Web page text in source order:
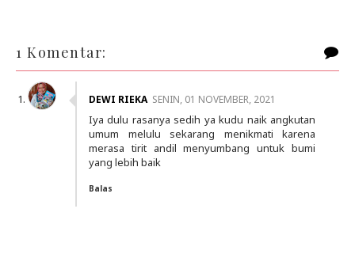
1 Komentar:
DEWI RIEKA SENIN, 01 NOVEMBER, 2021
Iya dulu rasanya sedih ya kudu naik angkutan
umum melulu sekarang menikmati karena
merasa tirit andil menyumbang untuk bumi
yang lebih baik
Balas